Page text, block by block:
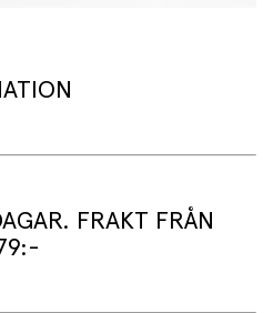
och har en hög krage som
blodröd rubin fäster capen
FRAKT FRÅN